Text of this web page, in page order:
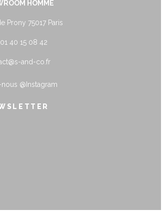
HOMME
Prony 75017 Paris
40 15 08 42
and-co.fr
nous @Instagram